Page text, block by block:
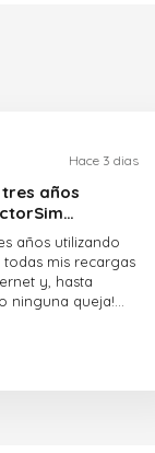
Hace 3 dias
años
años utilizando
mis recargas
y, hasta
ninguna queja!